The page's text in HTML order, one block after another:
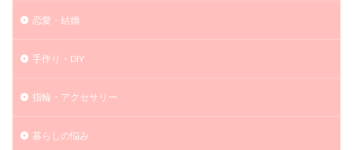
恋愛・結婚
手作り・DIY
指輪・アクセサリー
暮らしの悩み